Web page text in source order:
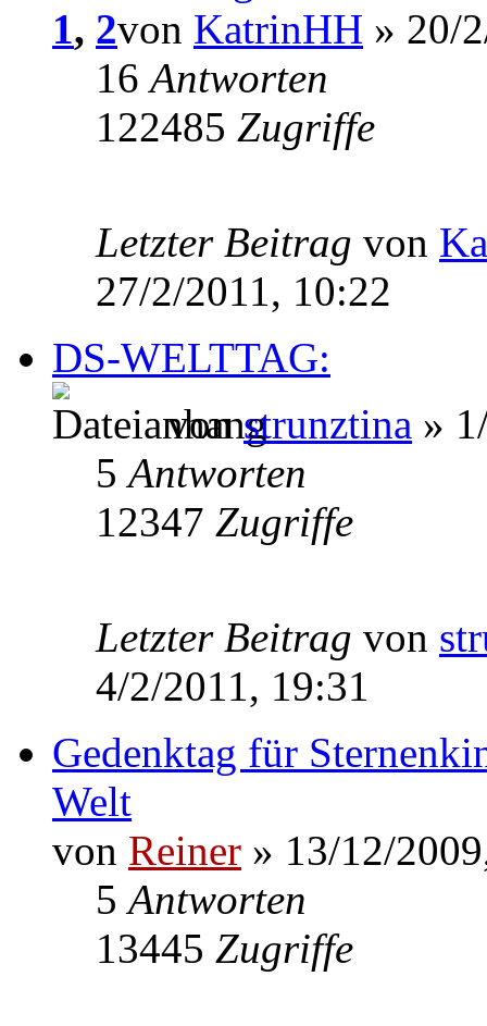
1, 2von KatrinHH » 20/
16Antworten
122485 Zugriffe
Letzter Beitrag von
27/2/2011, 10:22
DS-WELTTAG:
vonstrunztina »
5Antworten
12347 Zugriffe
Letzter Beitrag von
4/2/2011, 19:31
Gedenktag für
Welt
von Reiner » 13/12/
5Antworten
13445 Zugriffe